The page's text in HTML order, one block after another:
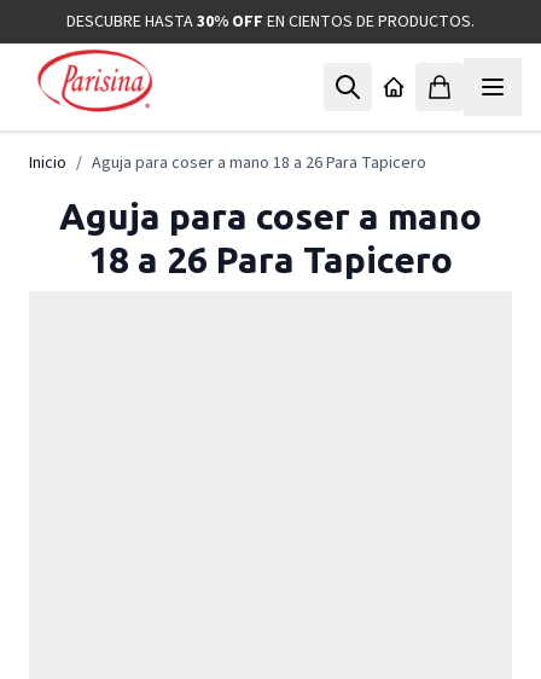
Ir al contenidoDESCUBRE HASTA30% OFF EN CIENTOS DE PRODUCTOS.
Inicio / Aguja para coser a mano 18 a 26 Para Tapicero
Aguja para coser a mano
18 a 26 Para Tapicero